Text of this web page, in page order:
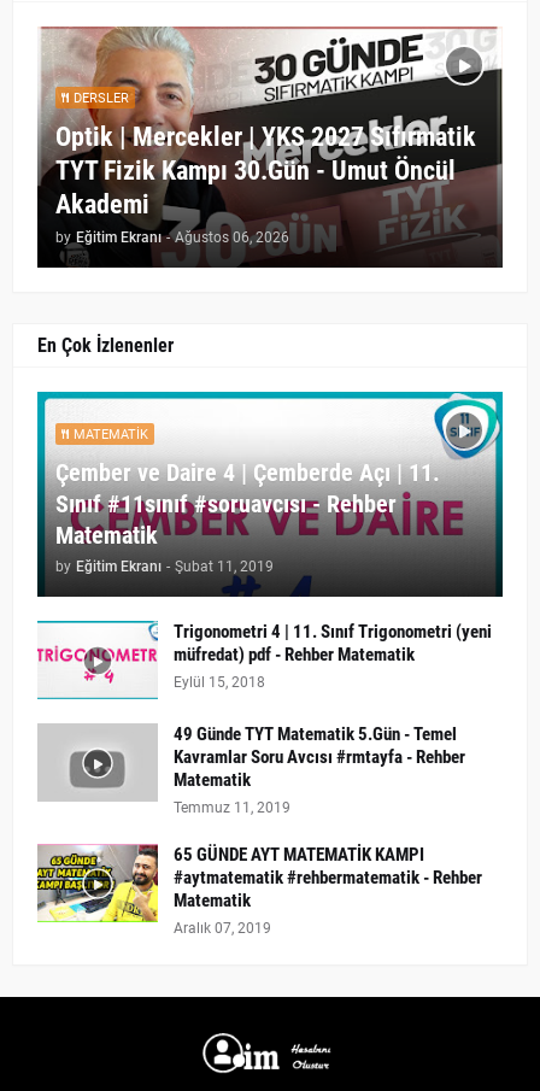
DERSLER
Optik | Mercekler | YKS 2027 Sıfırmatik
TYT Fizik Kampı 30.Gün - Umut Öncül
Akademi
by Eğitim Ekranı - Ağustos 06, 2026
En Çok İzlenenler
MATEMATIK
Çember ve Daire 4 | Çemberde Açı | 11.
Sınıf #11sınıf #soruavcısı - Rehber
Matematik
by Eğitim Ekranı - Şubat 11, 2019
Trigonometri 4 | 11. Sınıf Trigonometri (yeni
müfredat) pdf - Rehber Matematik
Eylül 15, 2018
49 Günde TYT Matematik 5.Gün - Temel
Kavramlar Soru Avcısı #rmtayfa - Rehber
Matematik
Temmuz 11, 2019
65 GÜNDE AYT MATEMATİK KAMPI
#aytmatematik #rehbermatematik - Rehber
Matematik
Aralık 07, 2019